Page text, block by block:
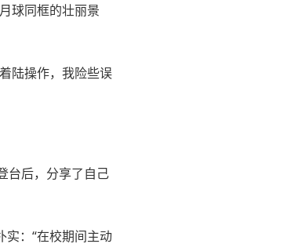
球同框的壮丽景
陆操作，我险些误
台后，分享了自己
：“在校期间主动